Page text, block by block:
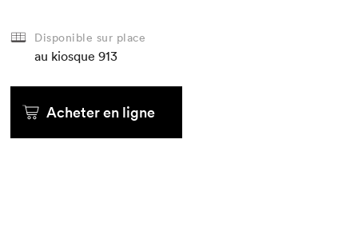
Disponible sur place
au kiosque 913
Acheter en ligne